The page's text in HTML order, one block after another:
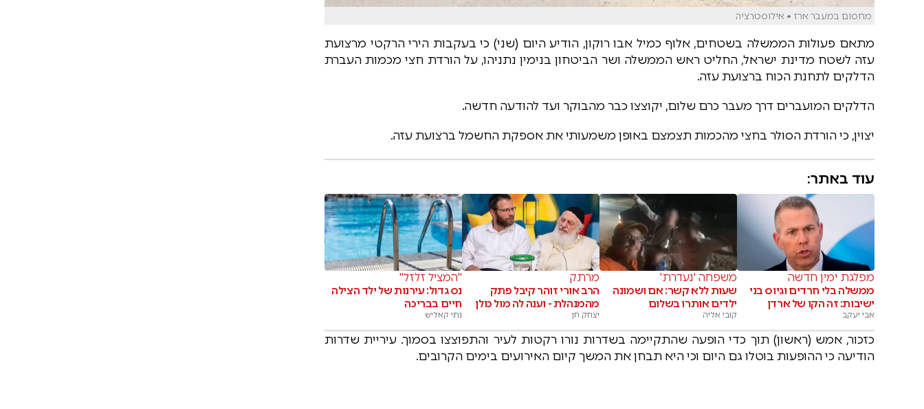
מחסום במעבר ארז • אילוסטרציה
מתאם פעולות הממשלה בשטחים, אלוף כמיל אבו רוקון, הודיע היום (שני) כי בעקבות הירי הרקטי מרצועת
עזה לשטח מדינת ישראל, החליט ראש הממשלה ושר הביטחון בנימין נתניהו, על הורדת חצי מכמות העברת
הדלקים לתחנת הכוח ברצועת עזה.
הדלקים המועברים דרך מעבר כרם שלום, יקוצצו כבר מהבוקר ועד להודעה חדשה.
יצוין, כי הורדת הסולר בחצי מהכמות תצמצם באופן משמעותי את אספקת החשמל ברצועת עזה.
עוד באתר:
מפלגת ימין חדשה
ממשלה בלי חרדים וגיוס בני
ישיבות: זה הקו של ארדן
אבי יעקב
משפחה 'נעדרת'
שעות ללא קשר: אם ושמונה
ילדים אותרו בשלום
קובי אליה
מרתק
הרב אורי זוהר קיבל פתק
מהמנהלת - וענה לה מול כולן
יצחק חן
"המציל זלזל"
נס גדול: עירנות של ילד הצילה
חיים בבריכה
נתי קאליש
כזכור, אמש (ראשון) תוך כדי הופעה שהתקיימה בשדרות נורו רקטות לעיר והתפוצצו בסמוך. עיריית שדרות
הודיעה כי ההופעות בוטלו גם היום וכי היא תבחן את המשך קיום האירועים בימים הקרובים.